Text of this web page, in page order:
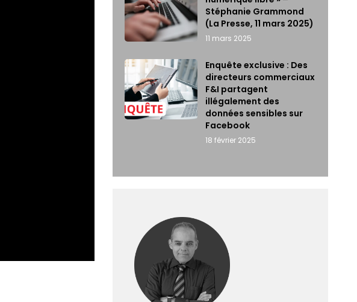
Stéphanie Grammond
(La Presse, 11 mars 2025)
11 mars 2025
Enquête exclusive : Des
directeurs commerciaux
F&I partagent
illégalement des
données sensibles sur
Facebook
18 février 2025